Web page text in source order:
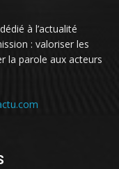
à l’actualité
: valoriser les
la parole aux acteurs